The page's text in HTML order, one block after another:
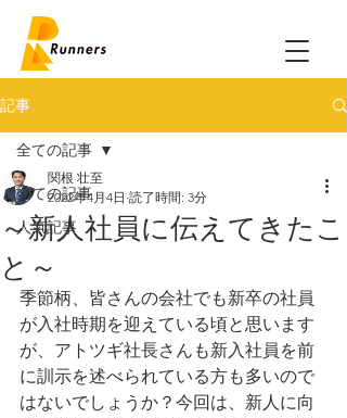
記事
全ての記事
人気記事
全ての記事
～新人社員に伝えてきたこ
と～
関根 壮至
2022年4月4日 読了時間: 3分
季節柄、皆さんの会社でも新卒の社員
が入社時期を迎えている頃と思います
が、アトツギ社長さんも新入社員を前
に訓示を述べられている方も多いので
はないでしょうか？今回は、新人に向